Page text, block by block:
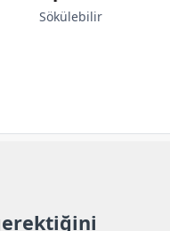
Sökülebilir